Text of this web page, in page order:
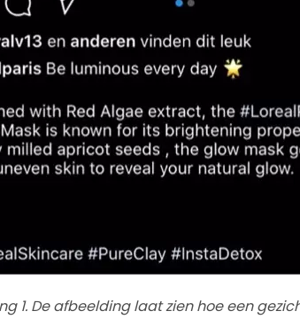
1. De afbeelding laat zien hoe een